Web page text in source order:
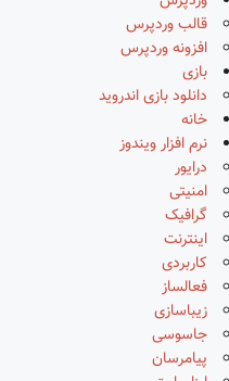
قالب وردپرس
افزونه وردپرس
بازی
دانلود بازی اندروید
خانه
نرم افزار ویندوز
درایور
امنیتی
گرافیک
اینترنت
کاربردی
فعالساز
زیباسازی
جاسوسی
پیامرسان